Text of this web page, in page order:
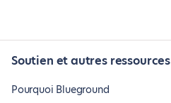
Soutien et autres ressources
Pourquoi Blueground